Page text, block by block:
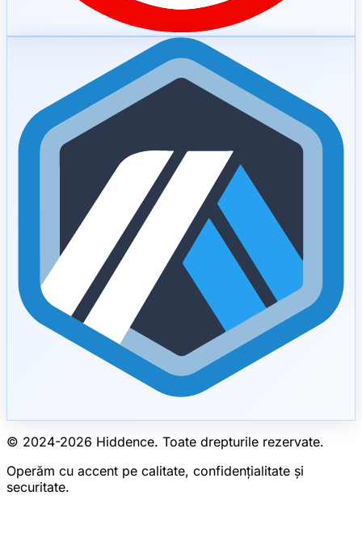
© 2024-2026 Hiddence. Toate drepturile rezervate.
Operăm cu accent pe calitate, confidențialitate și
securitate.